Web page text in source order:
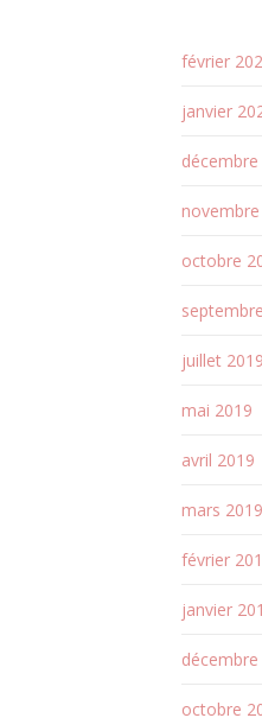
février
janvier
octobre
juillet 2019
mai 2019
avril 2019
mars 2019
février
janvier
octobre